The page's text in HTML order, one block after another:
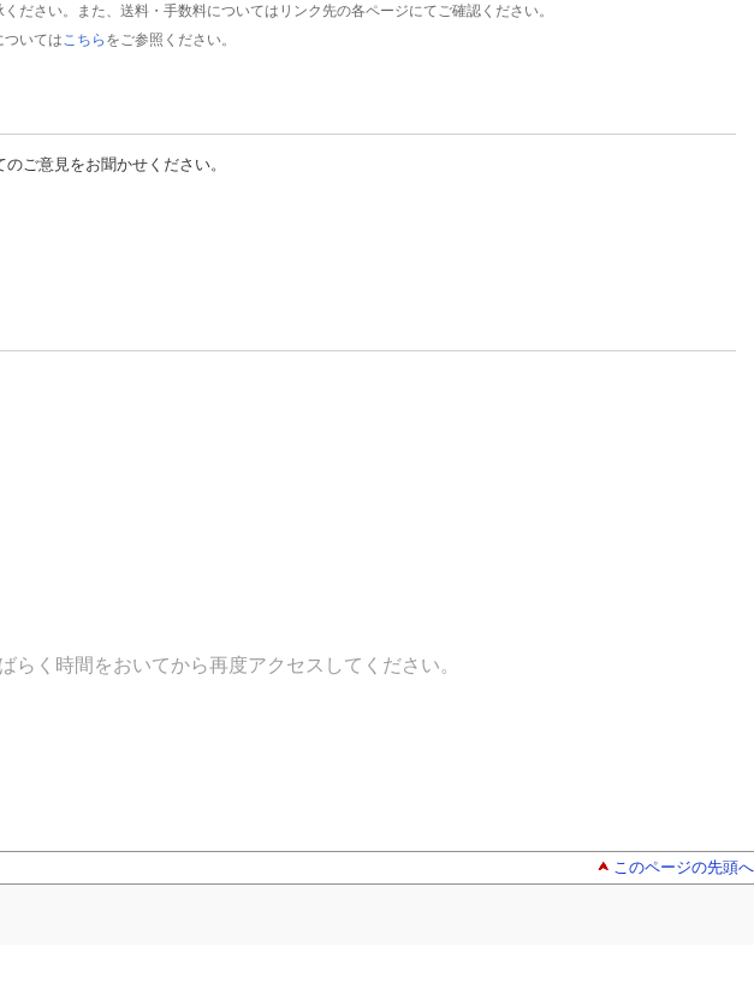
さい。また、送料・手数料についてはリンク先の各ページにてご確認ください。
いては こちら をご参照ください。
ご意見をお聞かせください。
らく時間をおいてから再度アクセスしてください。
このページの先頭へ